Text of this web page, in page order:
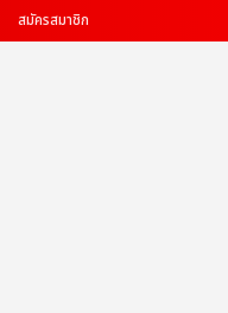
สมัครสมาชิก